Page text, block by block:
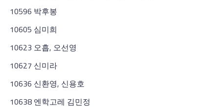
10596 박후봉
10605 심미희
10623 오흡, 오선영
10627 신미라
10636 신환영, 신용호
10638 엔학고레 김민정